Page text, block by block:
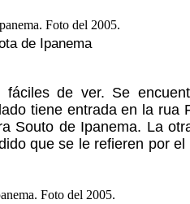
de Ipanema
de ver. Se
tiene entrada en la rua
Souto de Ipanema. La
que se le refieren por